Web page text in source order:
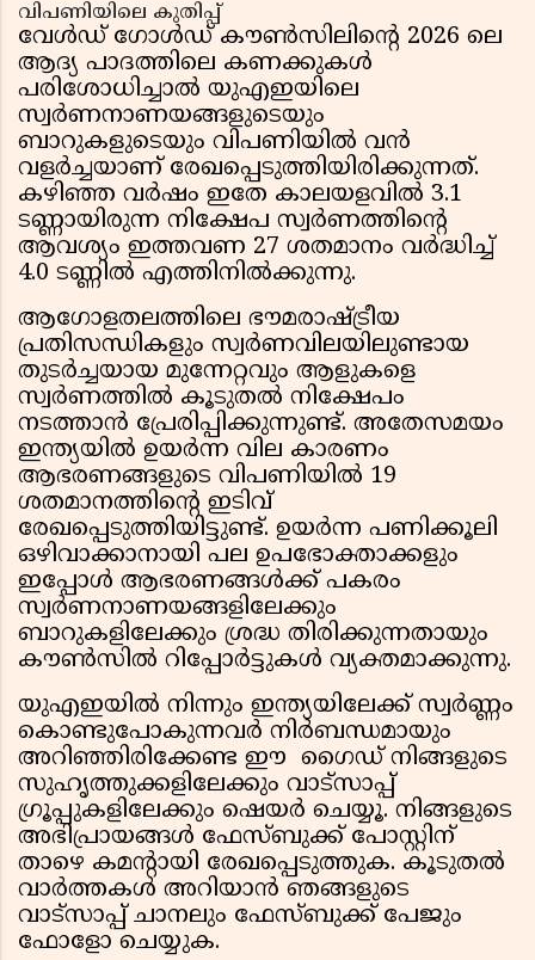
വിപണിയിലെ കുതിപ്പ്
വേൾഡ് ഗോൾഡ് കൗൺസിലിന്റെ 2026 ലെ
ആദ്യ പാദത്തിലെ കണക്കുകൾ
പരിശോധിച്ചാൽ യുഎഇയിലെ
സ്വർണനാണയങ്ങളുടെയും
ബാറുകളുടെയും വിപണിയിൽ വൻ
വളർച്ചയാണ് രേഖപ്പെടുത്തിയിരിക്കുന്നത്.
കഴിഞ്ഞ വർഷം ഇതേ കാലയളവിൽ 3.1
ടണ്ണായിരുന്ന നിക്ഷേപ സ്വർണത്തിന്റെ
ആവശ്യം ഇത്തവണ 27 ശതമാനം വർദ്ധിച്ച്
4.0 ടണ്ണിൽ എത്തിനിൽക്കുന്നു.
ആഗോളതലത്തിലെ ഭൗമരാഷ്ട്രീയ
പ്രതിസന്ധികളും സ്വർണവിലയിലുണ്ടായ
തുടർച്ചയായ മുന്നേറ്റവും ആളുകളെ
സ്വർണത്തിൽ കൂടുതൽ നിക്ഷേപം
നടത്താൻ പ്രേരിപ്പിക്കുന്നുണ്ട്. അതേസമയം
ഇന്ത്യയിൽ ഉയർന്ന വില കാരണം
ആഭരണങ്ങളുടെ വിപണിയിൽ 19
ശതമാനത്തിന്റെ ഇടിവ്
രേഖപ്പെടുത്തിയിട്ടുണ്ട്. ഉയർന്ന പണിക്കൂലി
ഒഴിവാക്കാനായി പല ഉപഭോക്താക്കളും
ഇപ്പോൾ ആഭരണങ്ങൾക്ക് പകരം
സ്വർണനാണയങ്ങളിലേക്കും
ബാറുകളിലേക്കും ശ്രദ്ധ തിരിക്കുന്നതായും
കൗൺസിൽ റിപ്പോർട്ടുകൾ വ്യക്തമാക്കുന്നു.
യുഎഇയിൽ നിന്നും ഇന്ത്യയിലേക്ക് സ്വർണ്ണം
കൊണ്ടുപോകുന്നവർ നിർബന്ധമായും
അറിഞ്ഞിരിക്കേണ്ട ഈ ഗൈഡ് നിങ്ങളുടെ
സുഹൃത്തുക്കളിലേക്കും വാട്സാപ്പ്
ഗ്രൂപ്പുകളിലേക്കും ഷെയർ ചെയ്യൂ. നിങ്ങളുടെ
അഭിപ്രായങ്ങൾ ഫേസ്ബുക്ക് പോസ്റ്റിന്
താഴെ കമൻ്റായി രേഖപ്പെടുത്തുക. കൂടുതൽ
വാർത്തകൾ അറിയാൻ ഞങ്ങളുടെ
വാട്സാപ്പ് ചാനലും ഫേസ്ബുക്ക് പേജും
ഫോളോ ചെയ്യുക.